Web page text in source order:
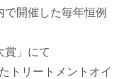
開催した毎年恒例
賞」にて
トリートメントオイ